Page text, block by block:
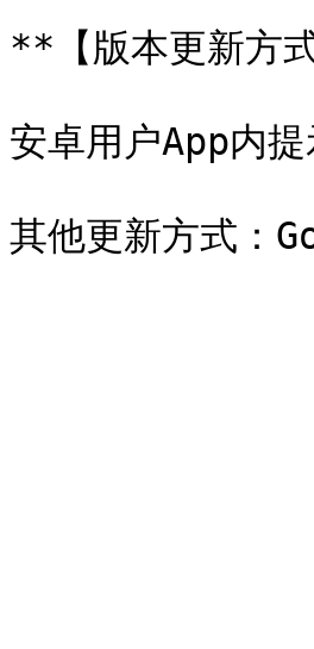
**【版本更新方
安卓用户App内